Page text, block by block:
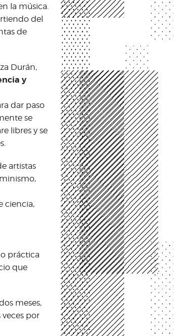
la música.
del
de
Durán,
y
dar paso
se
libres y se
artistas
ciencia,
práctica
que
meses,
veces por